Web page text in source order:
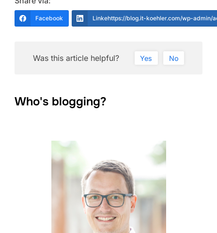
Facebook Linkehttps://blog.it-koehler.com/wp-admin/
Was this article helpful? Yes No
Who's blogging?